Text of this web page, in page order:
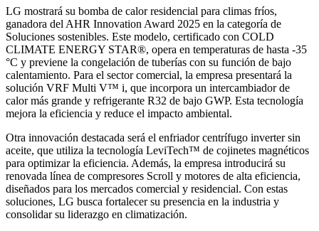
LG mostrará su bomba de calor residencial para climas fríos,
ganadora del AHR Innovation Award 2025 en la categoría de
Soluciones sostenibles. Este modelo, certificado con COLD
CLIMATE ENERGY STAR®, opera en temperaturas de hasta -35
°C y previene la congelación de tuberías con su función de bajo
calentamiento. Para el sector comercial, la empresa presentará la
solución VRF Multi V™ i, que incorpora un intercambiador de
calor más grande y refrigerante R32 de bajo GWP. Esta tecnología
mejora la eficiencia y reduce el impacto ambiental.
Otra innovación destacada será el enfriador centrífugo inverter sin
aceite, que utiliza la tecnología LeviTech™ de cojinetes magnéticos
para optimizar la eficiencia. Además, la empresa introducirá su
renovada línea de compresores Scroll y motores de alta eficiencia,
diseñados para los mercados comercial y residencial. Con estas
soluciones, LG busca fortalecer su presencia en la industria y
consolidar su liderazgo en climatización.